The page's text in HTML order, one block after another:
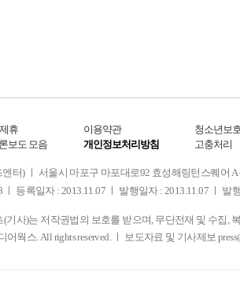
휴
보도 모음
이용약관
개인정보처리방침
청소년보
고충처리
터) ㅣ 서울시 마포구 마포대로92 효성해링턴스퀘어 A
등록일자 : 2013.11.07 ㅣ 발행일자 : 2013.11.07 ㅣ
기사)는 저작권법의 보호를 받으며, 무단전재 및 수집,
어웍스. All rights reserved. ㅣ 보도자료 및 기사제보